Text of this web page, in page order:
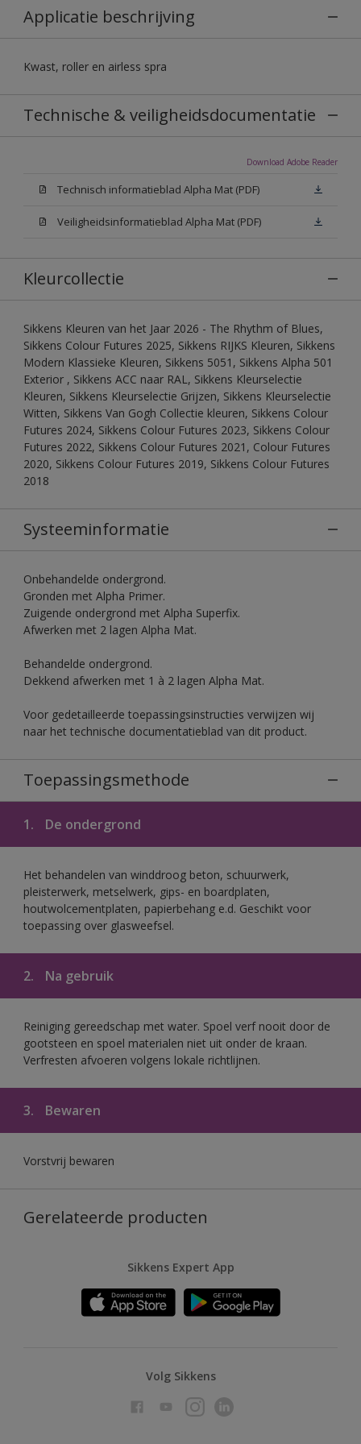
Applicatie beschrijving
Kwast, roller en airless spra
Technische & veiligheidsdocumentatie
Download Adobe Reader
Technisch informatieblad Alpha Mat (PDF)
Veiligheidsinformatieblad Alpha Mat (PDF)
Kleurcollectie
Sikkens Kleuren van het Jaar 2026 - The Rhythm of Blues,
Sikkens Colour Futures 2025, Sikkens RIJKS Kleuren, Sikkens
Modern Klassieke Kleuren, Sikkens 5051, Sikkens Alpha 501
Exterior , Sikkens ACC naar RAL, Sikkens Kleurselectie
Kleuren, Sikkens Kleurselectie Grijzen, Sikkens Kleurselectie
Witten, Sikkens Van Gogh Collectie kleuren, Sikkens Colour
Futures 2024, Sikkens Colour Futures 2023, Sikkens Colour
Futures 2022, Sikkens Colour Futures 2021, Colour Futures
2020, Sikkens Colour Futures 2019, Sikkens Colour Futures
2018
Systeeminformatie
Onbehandelde ondergrond.
Gronden met Alpha Primer.
Zuigende ondergrond met Alpha Superfix.
Afwerken met 2 lagen Alpha Mat.
Behandelde ondergrond.
Dekkend afwerken met 1 à 2 lagen Alpha Mat.
Voor gedetailleerde toepassingsinstructies verwijzen wij
naar het technische documentatieblad van dit product.
Toepassingsmethode
1. De ondergrond
Het behandelen van winddroog beton, schuurwerk,
pleisterwerk, metselwerk, gips- en boardplaten,
houtwolcementplaten, papierbehang e.d. Geschikt voor
toepassing over glasweefsel.
2. Na gebruik
Reiniging gereedschap met water. Spoel verf nooit door de
gootsteen en spoel materialen niet uit onder de kraan.
Verfresten afvoeren volgens lokale richtlijnen.
3. Bewaren
Vorstvrij bewaren
Gerelateerde producten
Sikkens Expert App
Volg Sikkens